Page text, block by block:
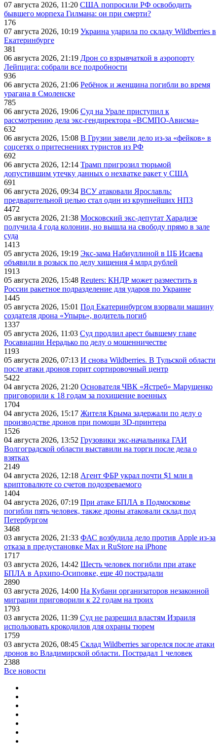
07 августа 2026, 11:20 США попросили РФ освободить
бывшего морпеха Гилмана: он при смерти?
176
07 августа 2026, 10:19 Украина ударила по складу Wildberries в
Екатеринбурге
381
06 августа 2026, 21:19 Дрон со взрывчаткой в аэропорту
Лейпцига: собрали все подробности
936
06 августа 2026, 21:06 Ребёнок и женщина погибли во время
урагана в Смоленске
785
06 августа 2026, 19:06 Суд на Урале приступил к
рассмотрению дела экс-гендиректора «ВСМПО-Ависма»
632
06 августа 2026, 15:08 В Грузии завели дело из-за «фейков» в
соцсетях о притеснениях туристов из РФ
692
06 августа 2026, 12:14 Трамп пригрозил тюрьмой
допустившим утечку данных о нехватке ракет у США
691
06 августа 2026, 09:34 ВСУ атаковали Ярославль:
предварительной целью стал один из крупнейших НПЗ
4472
05 августа 2026, 21:38 Московский экс-депутат Харадизе
получила 4 года колонии, но вышла на свободу прямо в зале
суда
1413
05 августа 2026, 19:19 Экс-зама Набиуллиной в ЦБ Исаева
объявили в розыск по делу хищения 4 млрд рублей
1913
05 августа 2026, 15:48 Reuters: КНДР может разместить в
России ракетное подразделение для ударов по Украине
1445
05 августа 2026, 15:01 Под Екатеринбургом взорвали машину
создателя дрона «Упырь», водитель погиб
1337
05 августа 2026, 11:03 Суд продлил арест бывшему главе
Росавиации Нерадько по делу о мошенничестве
1193
05 августа 2026, 07:13 И снова Wildberries. В Тульской области
после атаки дронов горит сортировочный центр
5422
04 августа 2026, 21:20 Основателя ЧВК «Ястреб» Марущенко
приговорили к 18 годам за похищение военных
1704
04 августа 2026, 15:17 Жителя Крыма задержали по делу о
производстве дронов при помощи 3D‑принтера
1526
04 августа 2026, 13:52 Грузовики экс-начальника ГАИ
Волгоградской области выставили на торги после дела о
взятках
2149
04 августа 2026, 12:18 Агент ФБР украл почти $1 млн в
криптовалюте со счетов подозреваемого
1404
04 августа 2026, 07:19 При атаке БПЛА в Подмосковье
погибли пять человек, также дроны атаковали склад под
Петербургом
3468
03 августа 2026, 21:33 ФАС возбудила дело против Apple из-за
отказа в предустановке Max и RuStore на iPhone
1717
03 августа 2026, 14:42 Шесть человек погибли при атаке
БПЛА в Архипо-Осиповке, еще 40 пострадали
2890
03 августа 2026, 14:00 На Кубани организаторов незаконной
миграции приговорили к 22 годам на троих
1793
03 августа 2026, 11:39 Суд не разрешил властям Израиля
использовать крокодилов для охраны тюрем
1759
03 августа 2026, 08:45 Склад Wildberries загорелся после атаки
дронов во Владимирской области. Пострадал 1 человек
2388
Все новости